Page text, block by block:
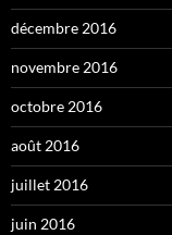
décembre 2016
novembre 2016
octobre 2016
août 2016
juillet 2016
juin 2016